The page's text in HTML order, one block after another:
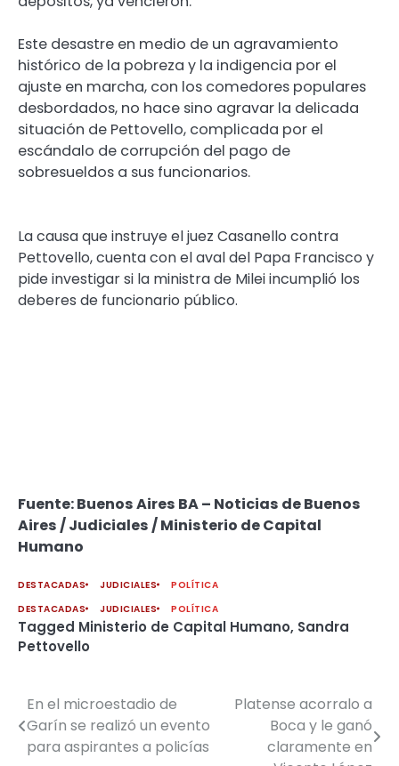
Este desastre en medio de un agravamiento
histórico de la pobreza y la indigencia por el
ajuste en marcha, con los comedores populares
desbordados, no hace sino agravar la delicada
situación de Pettovello, complicada por el
escándalo de corrupción del pago de
sobresueldos a sus funcionarios.
La causa que instruye el juez Casanello contra
Pettovello, cuenta con el aval del Papa Francisco y
pide investigar si la ministra de Milei incumplió los
deberes de funcionario público.
Fuente: Buenos Aires BA – Noticias de Buenos
Aires / Judiciales / Ministerio de Capital
Humano
DESTACADAS JUDICIALES
POLÍTICA
DESTACADAS
JUDICIALES POLÍTICA
Tagged Ministerio de Capital Humano, Sandra
Pettovello
Navegación
de
En el microestadio de
Garín se realizó un evento
para aspirantes a policías
Platense acorralo a
Boca y le ganó
claramente en